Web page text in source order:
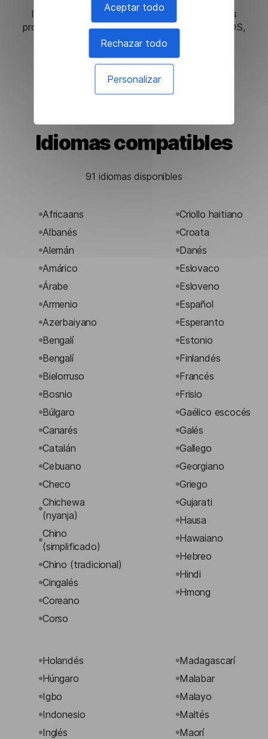
Aceptar todo
Rechazar todo
Personalizar
Integre rápidamente nuestras soluciones en sus
productos en plataformas Linux, Windows, macOS,
web y móviles.
Idiomas compatibles
91 idiomas disponibles
Africaans
Albanés
Alemán
Amárico
Árabe
Armenio
Azerbaiyano
Bengalí
Bengalí
Bielorruso
Bosnio
Búlgaro
Canarés
Catalán
Cebuano
Checo
Chichewa
(nyanja)
Chino
(simplificado)
Chino (tradicional)
Cingalés
Coreano
Corso
Criollo haitiano
Croata
Danés
Eslovaco
Esloveno
Español
Esperanto
Estonio
Finlandés
Francés
Frisio
Gaélico escocés
Galés
Gallego
Georgiano
Griego
Gujarati
Hausa
Hawaiano
Hebreo
Hindi
Hmong
Holandés
Húngaro
Igbo
Indonesio
Inglés
Madagascarí
Malabar
Malayo
Maltés
Maorí